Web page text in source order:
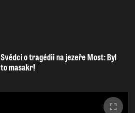
Svědci o tragédii na jezeře Most: Byl
to masakr!